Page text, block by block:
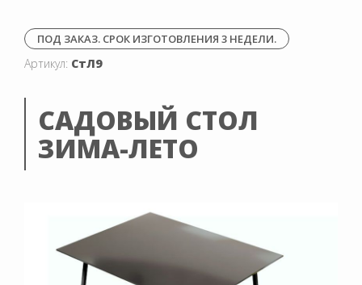
ПОД ЗАКАЗ. СРОК ИЗГОТОВЛЕНИЯ 3 НЕДЕЛИ.
Артикул: СтЛ9
САДОВЫЙ СТОЛ
ЗИМА-ЛЕТО